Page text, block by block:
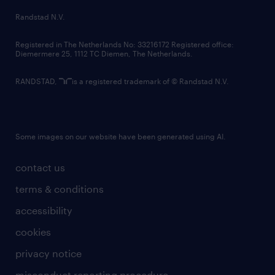
country websites
contact us
terms & conditions
accessibility
cookies
privacy notice
Randstad N.V.
Registered in The Netherlands No: 33216172 Registered office:
Diemermere 25, 1112 TC Diemen, The Netherlands.
RANDSTAD, is a registered trademark of © Randstad N.V.
Some images on our website have been generated using AI.